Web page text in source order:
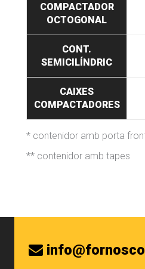
COMPACTADOR
OCTOGONAL
CONT.
SEMICILÍNDRIC
CAIXES
COMPACTADORES
* contenidor amb porta
** contenidor amb tapes